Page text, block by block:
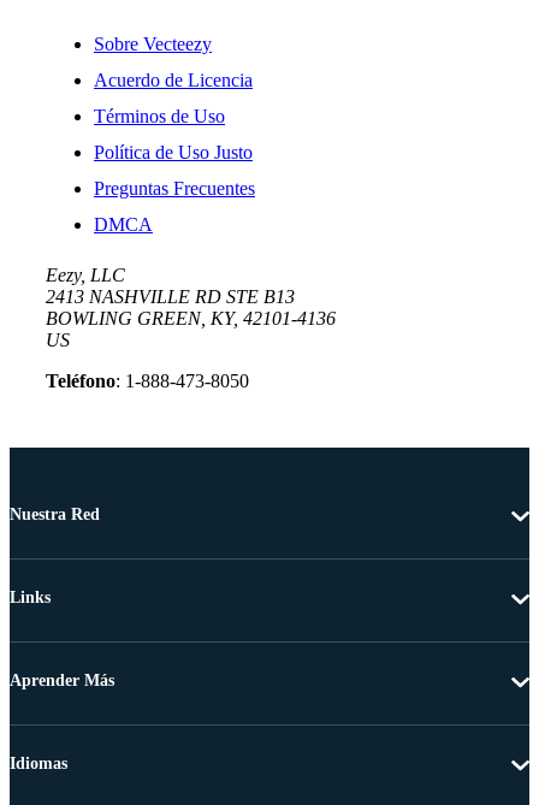
Sobre Vecteezy
Acuerdo de Licencia
Términos de Uso
Política de Uso Justo
Preguntas Frecuentes
DMCA
Eezy, LLC
2413 NASHVILLE RD STE B13
BOWLING GREEN, KY, 42101-4136
US
Teléfono: 1-888-473-8050
Nuestra Red
Links
Aprender Más
Idiomas